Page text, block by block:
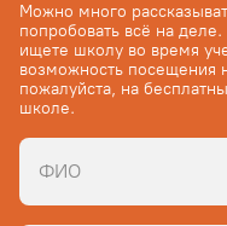
Можно много
попробовать всё на
ищете школу во время
возможность посещения
пожалуйста, на
школе.